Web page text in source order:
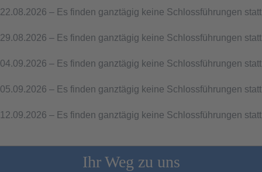
22.08.2026 – Es finden ganztägig keine Schlossführungen statt
29.08.2026 – Es finden ganztägig keine Schlossführungen statt
04.09.2026 – Es finden ganztägig keine Schlossführungen statt
05.09.2026 – Es finden ganztägig keine Schlossführungen statt
12.09.2026 – Es finden ganztägig keine Schlossführungen statt
Ihr Weg zu uns